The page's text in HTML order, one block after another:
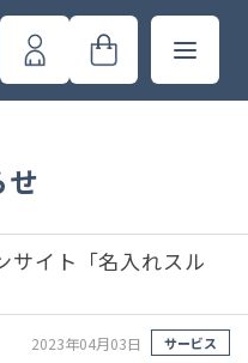
せ
サイト「名入れスル
2023年04月03日 サービス